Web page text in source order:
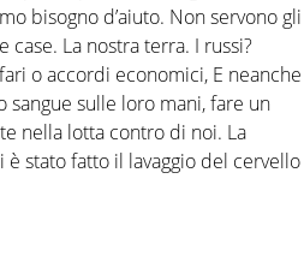
bisogno d’aiuto. Non servono gli
La nostra terra. I russi?
o accordi economici, E neanche
sangue sulle loro mani, fare un
nella lotta contro di noi. La
stato fatto il lavaggio del cervello